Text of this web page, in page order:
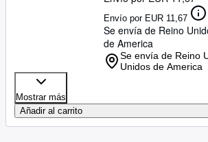
Envío por EUR 11,67
Se envía de Reino
de America
Se envía de Reino
Unidos de America
Mostrar más
Añadir al carrito